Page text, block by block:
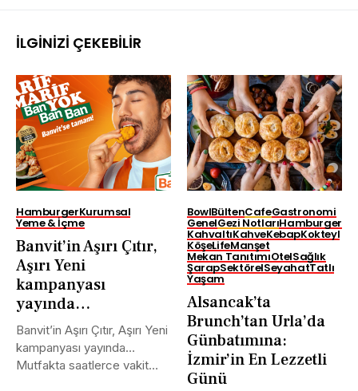
İLGINIZI ÇEKEBILIR
HamburgerKurumsal
Yeme & İçme
Banvit’in Aşırı Çıtır,
Aşırı Yeni
kampanyası
yayında…
Banvit’in Aşırı Çıtır, Aşırı Yeni
kampanyası yayında…
Mutfakta saatlerce vakit
BowlBültenCafeGastronomi
GenelGezi NotlarıHamburger
KahvaltıKahveKebapKokteyl
KöşeLifeManşet
Mekan TanıtımıOtelSağlık
ŞarapSektörelSeyahatTatlı
Yaşam
Alsancak’ta
Brunch’tan Urla’da
Günbatımına:
İzmir’in En Lezzetli
Günü